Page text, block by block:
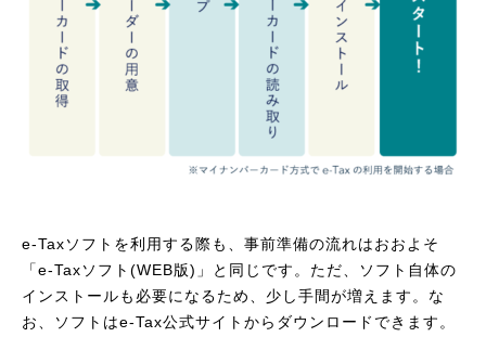
e-Taxソフトを利用する際も、事前準備の流れはおおよそ
「e-Taxソフト(WEB版)」と同じです。ただ、ソフト自体の
インストールも必要になるため、少し手間が増えます。な
お、ソフトはe-Tax公式サイトからダウンロードできます。